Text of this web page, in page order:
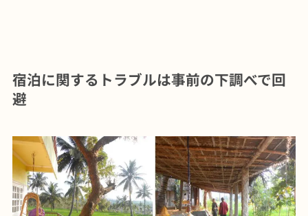
宿泊に関するトラブルは事前の下調べで回
避